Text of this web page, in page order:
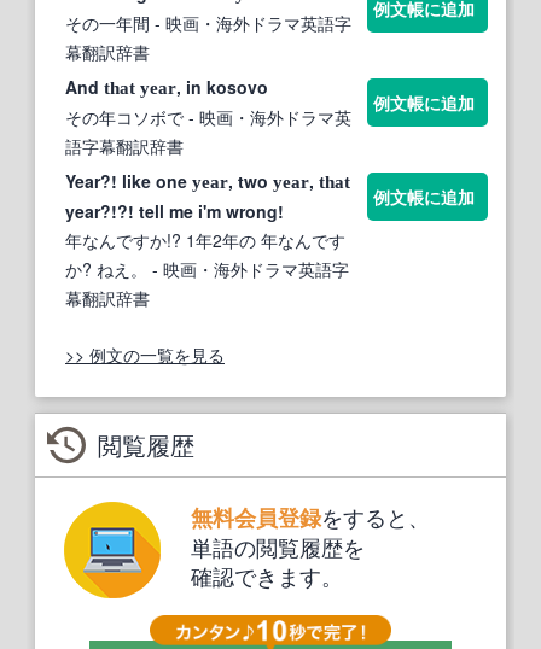
その一年間 - 映画・海外ドラマ英語字
幕翻訳辞書
例文帳に追加
And that year, in kosovo
その年コソボで - 映画・海外ドラマ英
語字幕翻訳辞書
例文帳に追加
Year?! like one year, two year, that
year?!?! tell me i'm wrong!
年なんですか!? 1年2年の 年なんです
か? ねえ。
- 映画・海外ドラマ英語字
幕翻訳辞書
例文帳に追加
>> 例文の一覧を見る
閲覧履歴
無料会員登録をすると、
単語の閲覧履歴を
確認できます。